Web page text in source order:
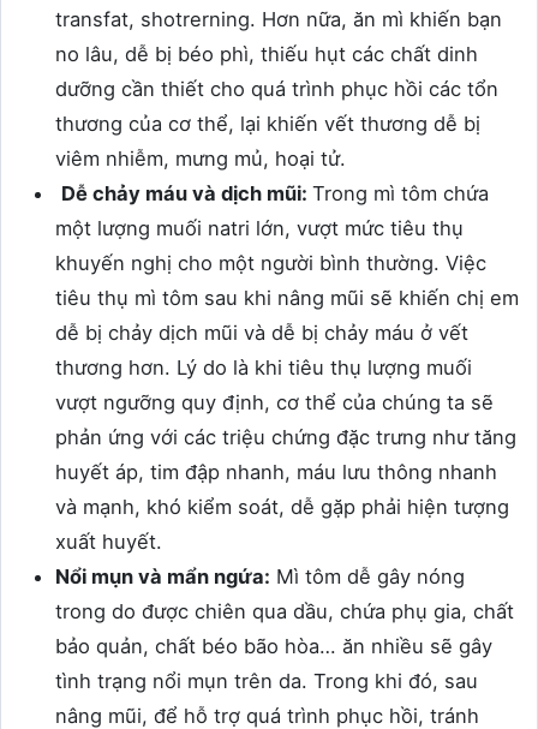
transfat, shotrerning. Hơn nữa, ăn mì khiến bạn
no lâu, dễ bị béo phì, thiếu hụt các chất dinh
dưỡng cần thiết cho quá trình phục hồi các tổn
thương của cơ thể, lại khiến vết thương dễ bị
viêm nhiễm, mưng mủ, hoại tử.
Dễ chảy máu và dịch mũi: Trong mì tôm chứa
một lượng muối natri lớn, vượt mức tiêu thụ
khuyến nghị cho một người bình thường. Việc
tiêu thụ mì tôm sau khi nâng mũi sẽ khiến chị em
dễ bị chảy dịch mũi và dễ bị chảy máu ở vết
thương hơn. Lý do là khi tiêu thụ lượng muối
vượt ngưỡng quy định, cơ thể của chúng ta sẽ
phản ứng với các triệu chứng đặc trưng như tăng
huyết áp, tim đập nhanh, máu lưu thông nhanh
và mạnh, khó kiểm soát, dễ gặp phải hiện tượng
xuất huyết.
Nổi mụn và mẩn ngứa: Mì tôm dễ gây nóng
trong do được chiên qua dầu, chứa phụ gia, chất
bảo quản, chất béo bão hòa… ăn nhiều sẽ gây
tình trạng nổi mụn trên da. Trong khi đó, sau
nâng mũi, để hỗ trợ quá trình phục hồi, tránh